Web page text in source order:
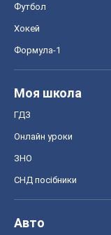
Футбол
Хокей
Формула-1
Моя школа
ГДЗ
Онлайн уроки
ЗНО
СНД посібники
Авто